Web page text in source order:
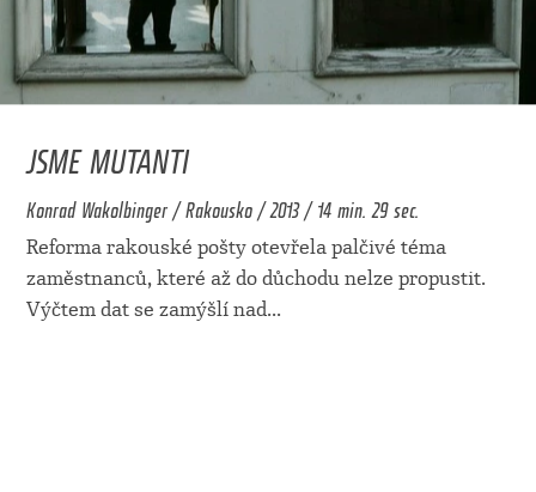
JSME MUTANTI
Konrad Wakolbinger / Rakousko / 2013 / 14 min. 29 sec.
Reforma rakouské pošty otevřela palčivé téma
zaměstnanců, které až do důchodu nelze propustit.
Výčtem dat se zamýšlí nad...